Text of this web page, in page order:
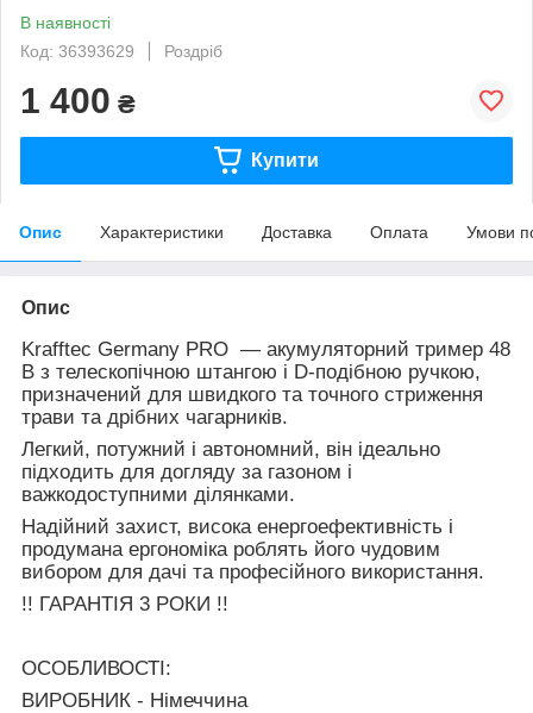
В наявності
Код: 36393629
Роздріб
1 400 ₴
Купити
Опис Характеристики Доставка Оплата Умови
Опис
Krafftec Germany PRO — акумуляторний тример 48
В з телескопічною штангою і D-подібною ручкою,
призначений для швидкого та точного стриження
трави та дрібних чагарників.
Легкий, потужний і автономний, він ідеально
підходить для догляду за газоном і
важкодоступними ділянками.
Надійний захист, висока енергоефективність і
продумана ергономіка роблять його чудовим
вибором для дачі та професійного використання.
!! ГАРАНТІЯ 3 РОКИ !!
ОСОБЛИВОСТІ:
ВИРОБНИК - Німеччина